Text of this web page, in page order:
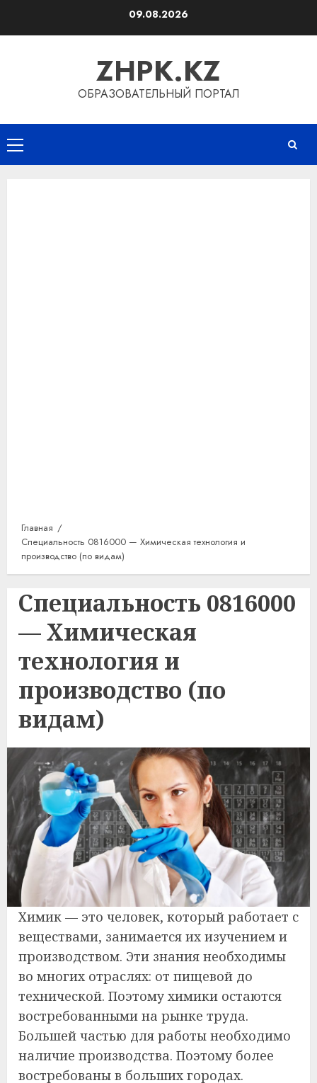
09.08.2026
ZHPK.KZ
ОБРАЗОВАТЕЛЬНЫЙ ПОРТАЛ
Основное
меню
Главная
Специальность 0816000 — Химическая технология и
производство (по видам)
Специальность 0816000
— Химическая
технология и
производство (по
видам)
Химик — это человек, который работает с
веществами, занимается их изучением и
производством. Эти знания необходимы
во многих отраслях: от пищевой до
технической. Поэтому химики остаются
востребованными на рынке труда.
Большей частью для работы необходимо
наличие производства. Поэтому более
востребованы в больших городах.